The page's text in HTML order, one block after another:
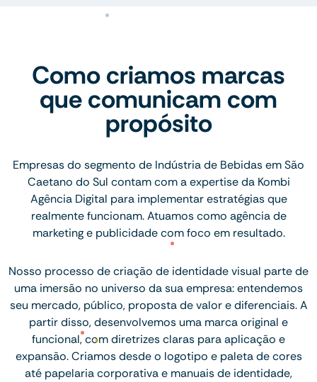
Como criamos marcas
que comunicam com
propósito
Empresas do segmento de Indústria de Bebidas em São
Caetano do Sul contam com a expertise da Kombi
Agência Digital para implementar estratégias que
realmente funcionam. Atuamos como agência de
marketing e publicidade com foco em resultado.
Nosso processo de criação de identidade visual parte de
uma imersão no universo da sua empresa: entendemos
seu mercado, público, proposta de valor e diferenciais. A
partir disso, desenvolvemos uma marca original e
funcional, com diretrizes claras para aplicação e
expansão. Criamos desde o logotipo e paleta de cores
até papelaria corporativa e manuais de identidade,